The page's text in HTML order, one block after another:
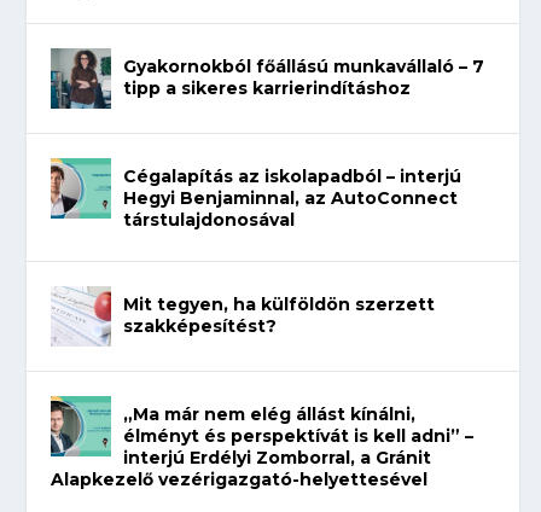
Gyakornokból főállású munkavállaló – 7
tipp a sikeres karrierindításhoz
Cégalapítás az iskolapadból – interjú
Hegyi Benjaminnal, az AutoConnect
társtulajdonosával
Mit tegyen, ha külföldön szerzett
szakképesítést?
„Ma már nem elég állást kínálni,
élményt és perspektívát is kell adni” –
interjú Erdélyi Zomborral, a Gránit
Alapkezelő vezérigazgató-helyettesével